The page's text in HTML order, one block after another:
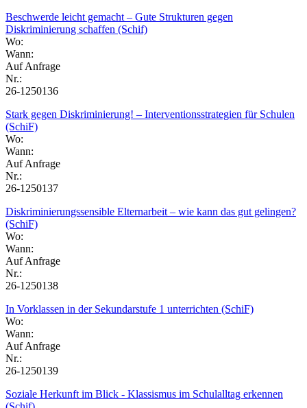
Beschwerde leicht gemacht – Gute Strukturen gegen
Diskriminierung schaffen (Schif)
Wo:
Wann:
Auf Anfrage
Nr.:
26-1250136
Stark gegen Diskriminierung! – Interventionsstrategien für Schulen
(SchiF)
Wo:
Wann:
Auf Anfrage
Nr.:
26-1250137
Diskriminierungssensible Elternarbeit – wie kann das gut gelingen?
(SchiF)
Wo:
Wann:
Auf Anfrage
Nr.:
26-1250138
In Vorklassen in der Sekundarstufe 1 unterrichten (SchiF)
Wo:
Wann:
Auf Anfrage
Nr.:
26-1250139
Soziale Herkunft im Blick - Klassismus im Schulalltag erkennen